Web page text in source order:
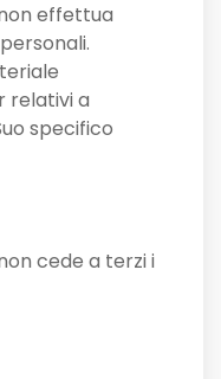
effettua
relativi a
specifico
cede a terzi i